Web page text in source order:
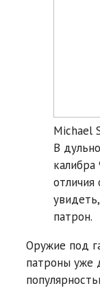
Michael
В
отличия
патрон.
Оружие под
патроны уже